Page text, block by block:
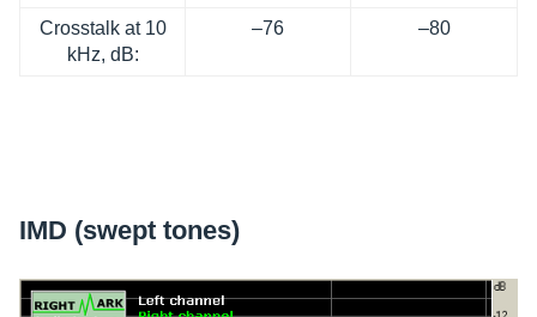
Cross­talk at 10
kHz, dB:
–76 –80
IMD (swept tones)